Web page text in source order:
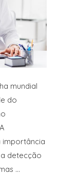
mundial
do
importância
detecção
…